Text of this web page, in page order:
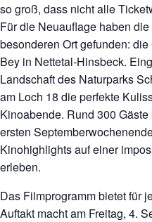
so groß, dass nicht alle
Für die Neuauflage haben
besonderen Ort gefunden:
Bey in Nettetal-Hinsbeck.
Landschaft des Naturparks
am Loch 18 die perfekte
Kinoabende. Rund 300
ersten
Kinohighlights auf einer
erleben.
Das Filmprogramm bietet für
Auftakt macht am Freitag, 4.